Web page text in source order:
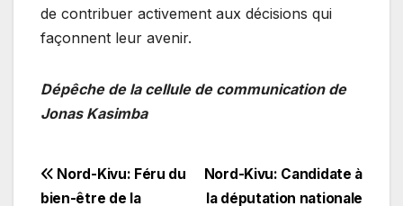
de contribuer activement aux décisions qui
façonnent leur avenir.
Dépêche de la cellule de communication de
Jonas Kasimba
Navigation
Nord-Kivu: Candidate à
la députation nationale
Nord-Kivu: Féru du
bien-être de la